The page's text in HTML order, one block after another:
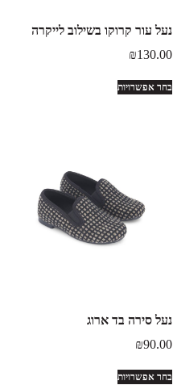
נעל עור קרוקו בשילוב לייקרה
₪130.00
בחר אפשרויות
נעל סירה בד ארוג
₪90.00
בחר אפשרויות